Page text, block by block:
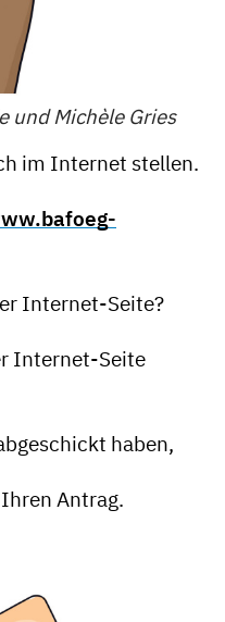
und Michèle Gries
im Internet stellen.
Internet-Seite?
Internet-Seite
haben,
Antrag.